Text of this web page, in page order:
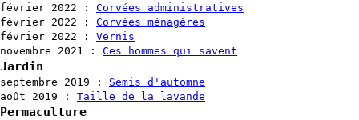
février 2022
:
Corvées administratives
février 2022
:
Corvées ménagères
février 2022
:
Vernis
novembre 2021
: Ces hommes qui savent
Jardin
septembre 2019 :
Semis d'automne
août 2019
: Taille de la lavande
Permaculture